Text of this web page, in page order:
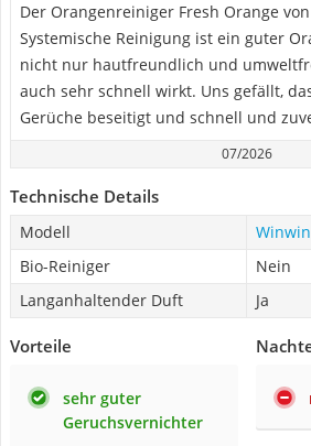
Der Orangenreiniger Fresh Orange
Systemische Reinigung ist ein guter
nicht nur hautfreundlich und
auch sehr schnell wirkt. Uns gefällt,
Gerüche beseitigt und schnell und
07/2026
Technische Details
Modell
Bio-Reiniger
Nein
Langanhaltender Duft
Ja
Vorteile
sehr guter
Geruchsvernichter